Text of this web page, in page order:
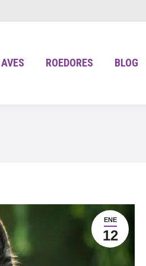
AVES ROEDORES BLOG
ENE
12